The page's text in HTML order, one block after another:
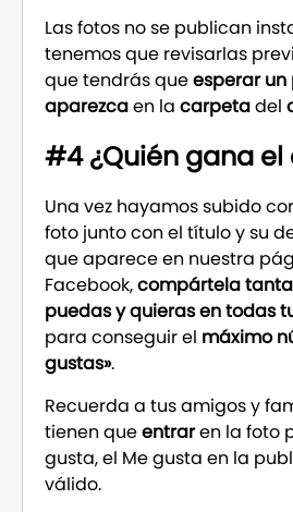
Las fotos no se publican
tenemos que revisarlas
que tendrás queesperar un
aparezcaen la carpetadel
#4 ¿Quién gana el
Una vez hayamos subido
foto junto con el título y su
que aparece en nuestra
Facebook,compártela
puedas y quieras en todas
para conseguir el máximo
gustas».
Recuerda a tus amigos y
tienen queentraren la foto
gusta, el Me gusta en la
válido.